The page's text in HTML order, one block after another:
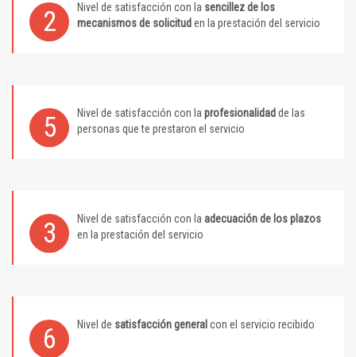
2 Nivel de satisfacción con la sencillez de los
mecanismos de solicitud en la prestación del servicio
5 Nivel de satisfacción con la profesionalidad de las
personas que te prestaron el servicio
3 Nivel de satisfacción con la adecuación de los plazos
en la prestación del servicio
6 Nivel de satisfacción general con el servicio recibido